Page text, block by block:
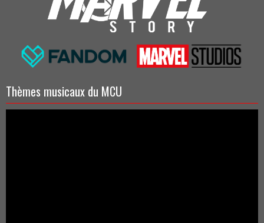
Thèmes musicaux du MCU